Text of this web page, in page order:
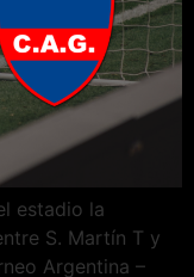
estadio la
S. Martín T y
Argentina –